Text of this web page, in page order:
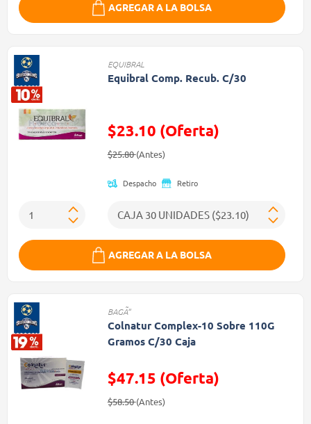
AGREGAR A LA BOLSA
EQUIBRAL
Equibral Comp. Recub. C/30
$23.10 (Oferta)
Precio reducido de
$25.80(Antes)(Oferta)
Despacho Retiro
AGREGAR A LA BOLSA
BAGÃ“
Colnatur Complex-10 Sobre 110G
Gramos C/30 Caja
$47.15 (Oferta)
Precio reducido de
$58.50(Antes)(Oferta)